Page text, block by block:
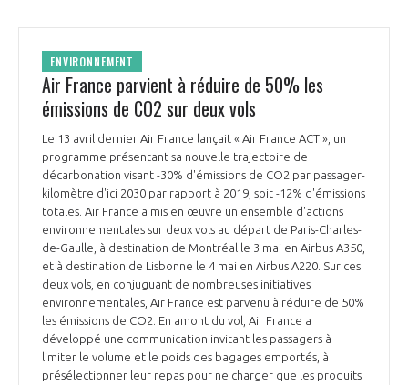
ENVIRONNEMENT
Air France parvient à réduire de 50% les
émissions de CO2 sur deux vols
Le 13 avril dernier Air France lançait « Air France ACT », un
programme présentant sa nouvelle trajectoire de
décarbonation visant -30% d'émissions de CO2 par passager-
kilomètre d'ici 2030 par rapport à 2019, soit -12% d'émissions
totales. Air France a mis en œuvre un ensemble d'actions
environnementales sur deux vols au départ de Paris-Charles-
de-Gaulle, à destination de Montréal le 3 mai en Airbus A350,
et à destination de Lisbonne le 4 mai en Airbus A220. Sur ces
deux vols, en conjuguant de nombreuses initiatives
environnementales, Air France est parvenu à réduire de 50%
les émissions de CO2. En amont du vol, Air France a
développé une communication invitant les passagers à
limiter le volume et le poids des bagages emportés, à
présélectionner leur repas pour ne charger que les produits